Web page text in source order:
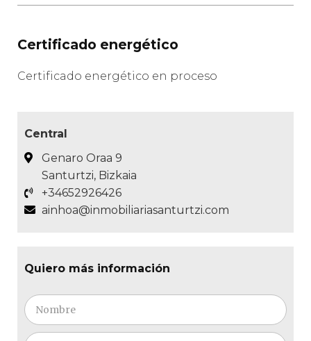
Certificado energético
Certificado energético en proceso
Central
Genaro Oraa 9
Santurtzi, Bizkaia
+34652926426
ainhoa@inmobiliariasanturtzi.com
Quiero más información